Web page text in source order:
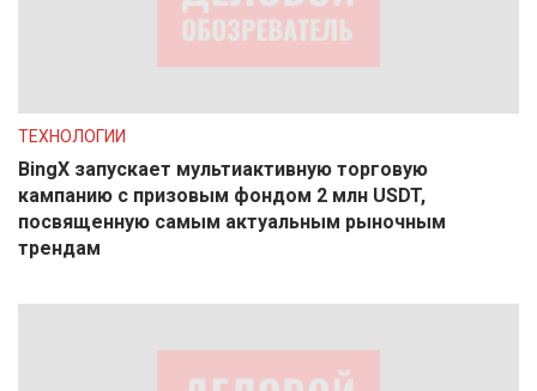
ТЕХНОЛОГИИ
BingX запускает мультиактивную торговую
кампанию с призовым фондом 2 млн USDT,
посвященную самым актуальным рыночным
трендам